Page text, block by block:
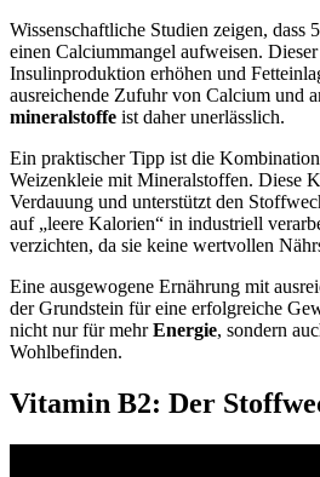
Wissenschaftliche Studien zeigen, dass
einen Calciummangel aufweisen.
Insulinproduktion erhöhen und
ausreichende Zufuhr von Calcium und
mineralstoffe ist daher unerlässlich.
Ein praktischer Tipp ist die
Weizenkleie mit Mineralstoffen. Diese
Verdauung und unterstützt den
auf „leere Kalorien“ in industriell
verzichten, da sie keine wertvollen
Eine ausgewogene Ernährung mit
der Grundstein für eine erfolgreiche
nicht nur für mehrEnergie, sondern
Wohlbefinden.
Vitamin B2: Der